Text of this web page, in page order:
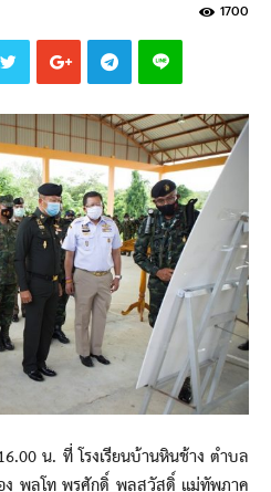
1700
น. ที่ โรงเรียนบ้านหินช้าง ตำบล